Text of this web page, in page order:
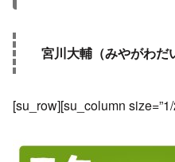
宮川大輔（みやがわだ
[su_row][su_column size=”1/